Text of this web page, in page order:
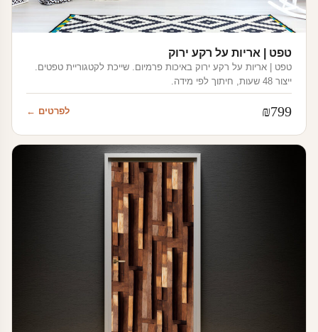
טפט | אריות על רקע ירוק
טפט | אריות על רקע ירוק באיכות פרמיום. שייכת לקטגוריית טפטים.
ייצור 48 שעות, חיתוך לפי מידה.
₪799 לפרטים ←